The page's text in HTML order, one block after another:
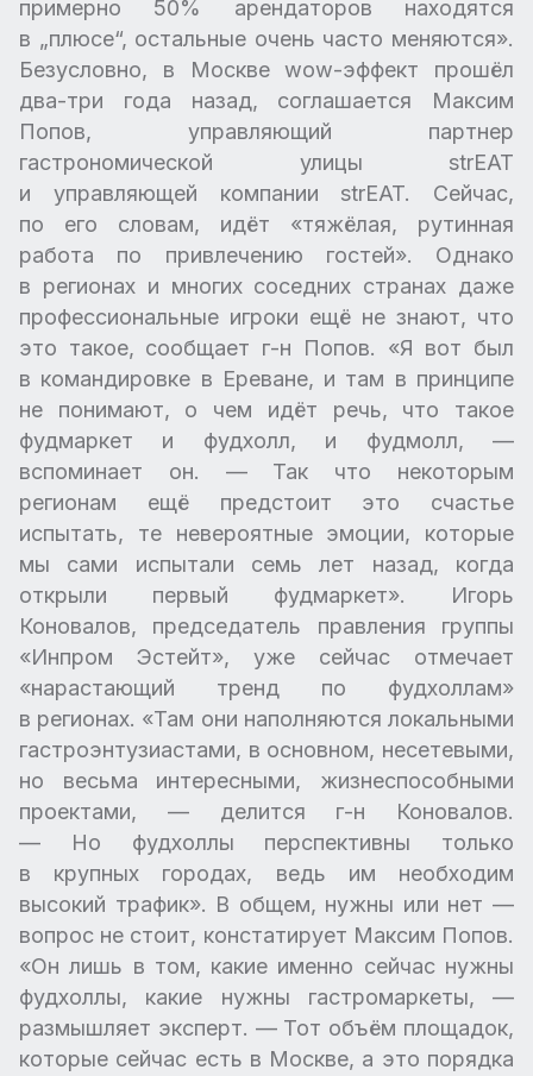
примерно 50% арендаторов находятся
в „плюсе“, остальные очень часто меняются».
Безусловно, в Москве wow-эффект прошёл
два-три года назад, соглашается Максим
Попов, управляющий партнер
гастрономической улицы strEAT
и управляющей компании strEAT. Сейчас,
по его словам, идёт «тяжёлая, рутинная
работа по привлечению гостей». Однако
в регионах и многих соседних странах даже
профессиональные игроки ещё не знают, что
это такое, сообщает г-н Попов. «Я вот был
в командировке в Ереване, и там в принципе
не понимают, о чем идёт речь, что такое
фудмаркет и фудхолл, и фудмолл, —
вспоминает он. — Так что некоторым
регионам ещё предстоит это счастье
испытать, те невероятные эмоции, которые
мы сами испытали семь лет назад, когда
открыли первый фудмаркет». Игорь
Коновалов, председатель правления группы
«Инпром Эстейт», уже сейчас отмечает
«нарастающий тренд по фудхоллам»
в регионах. «Там они наполняются локальными
гастроэнтузиастами, в основном, несетевыми,
но весьма интересными, жизнеспособными
проектами, — делится г-н Коновалов.
— Но фудхоллы перспективны только
в крупных городах, ведь им необходим
высокий трафик». В общем, нужны или нет —
вопрос не стоит, констатирует Максим Попов.
«Он лишь в том, какие именно сейчас нужны
фудхоллы, какие нужны гастромаркеты, —
размышляет эксперт. — Тот объём площадок,
которые сейчас есть в Москве, а это порядка